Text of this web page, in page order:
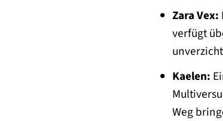
Zara Vex:
verfügt
Kaelen:
Weg